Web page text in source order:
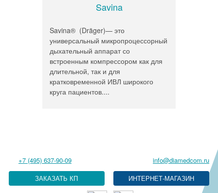
Savina
Savina® (Dräger)— это
универсальный микропроцессорный
дыхательный аппарат со
встроенным компрессором как для
длительной, так и для
кратковременной ИВЛ широкого
круга пациентов....
+7 (495) 637-90-09
info@diamedcom.ru
ЗАКАЗАТЬ КП